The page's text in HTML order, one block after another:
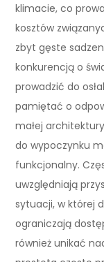
klimacie, co
kosztów
zbyt gęste
konkurencją o
prowadzić do
pamiętać o
małej
do wypoczynku
funkcjonalny.
uwzględniają
sytuacji, w której
ograniczają
również unikać